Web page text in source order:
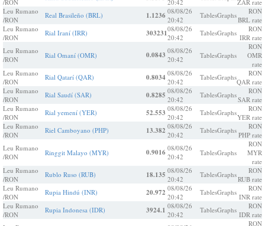
/RON
20:42
ZAR rate
Leu Rumano
/RON
Real Brasileño (BRL) 1.1236 08/08/26
20:42
TablesGraphs
RON
BRL rate
Leu Rumano
/RON
Rial Iraní (IRR) 30323108/08/26
20:42
TablesGraphs
RON
IRR rate
Leu Rumano
/RON
Rial Omaní (OMR) 0.0843 08/08/26
20:42
TablesGraphs
RON
OMR
rate
Leu Rumano
/RON
Rial Qatarí (QAR) 0.8034 08/08/26
20:42
TablesGraphs
RON
QAR rate
Leu Rumano
/RON
Rial Saudí (SAR) 0.8285 08/08/26
20:42
TablesGraphs
RON
SAR rate
Leu Rumano
/RON
Rial yemení (YER) 52.553 08/08/26
20:42
TablesGraphs
RON
YER rate
Leu Rumano
/RON
Riel Camboyano (PHP) 13.382 08/08/26
20:42
TablesGraphs
RON
PHP rate
Leu Rumano
/RON
Ringgit Malayo (MYR) 0.9016 08/08/26
20:42
TablesGraphs
RON
MYR
rate
Leu Rumano
/RON
Rublo Ruso (RUB) 18.135 08/08/26
20:42
TablesGraphs
RON
RUB rate
Leu Rumano
/RON
Rupia Hindú (INR) 20.972 08/08/26
20:42
TablesGraphs
RON
INR rate
Leu Rumano
/RON
Rupia Indonesa (IDR) 3924.1 08/08/26
20:42
TablesGraphs
RON
IDR rate
RON